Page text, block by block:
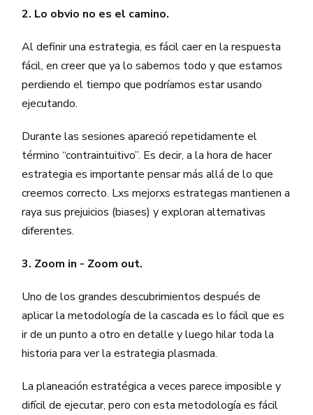
2. Lo obvio no es el camino.
Al definir una estrategia, es fácil caer en la respuesta
fácil, en creer que ya lo sabemos todo y que estamos
perdiendo el tiempo que podríamos estar usando
ejecutando.
Durante las sesiones apareció repetidamente el
término “contraintuitivo”. Es decir, a la hora de hacer
estrategia es importante pensar más allá de lo que
creemos correcto. Lxs mejorxs estrategas mantienen a
raya sus prejuicios (biases) y exploran alternativas
diferentes.
3. Zoom in - Zoom out.
Uno de los grandes descubrimientos después de
aplicar la metodología de la cascada es lo fácil que es
ir de un punto a otro en detalle y luego hilar toda la
historia para ver la estrategia plasmada.
La planeación estratégica a veces parece imposible y
difícil de ejecutar, pero con esta metodología es fácil